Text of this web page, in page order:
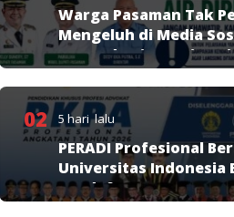
Warga Pasaman Tak
Mengeluh di Media
Perumda Tirta Saiyo
Layanan Resmi
02 5 hari lalu
PERADI Profesional
Universitas Indonesia
Pendaftaran PKPA